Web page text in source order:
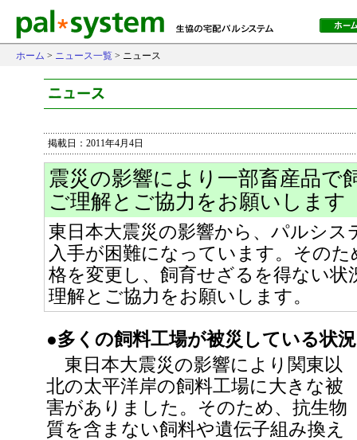
ホーム > ニュース一覧 > ニュース
掲載日：2011年4月4日
震災の影響により一部畜産品で
ご理解とご協力をお願いします
東日本大震災の影響から、パルシス
入手が困難になっています。その
格を変更し、飼育せざるを得ない
理解とご協力をお願いします。
●多くの飼料工場が被災している状
東日本大震災の影響により関東以
北の太平洋岸の飼料工場に大きな被
害がありました。そのため、抗生物
質を含まない飼料や遺伝子組み換え